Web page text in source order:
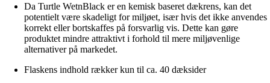
Da Turtle WetnBlack er en kemisk baseret dækrens, kan det
potentielt være skadeligt for miljøet, især hvis det ikke anvendes
korrekt eller bortskaffes på forsvarlig vis. Dette kan gøre
produktet mindre attraktivt i forhold til mere miljøvenlige
alternativer på markedet.
Flaskens indhold rækker kun til ca. 40 dæksider